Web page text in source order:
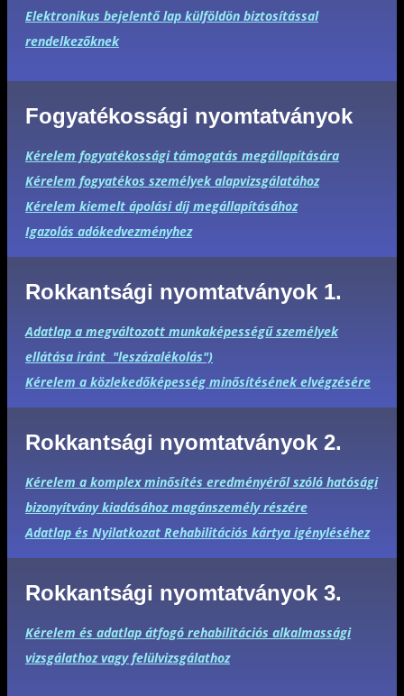
Elektronikus bejelentő lap külföldön biztosítással
rendelkezőknek
Fogyatékossági nyomtatványok
Kérelem fogyatékossági támogatás megállapítására
Kérelem fogyatékos személyek alapvizsgálatához
Kérelem kiemelt ápolási díj megállapításához
Igazolás adókedvezményhez
Rokkantsági nyomtatványok 1.
Adatlap a megváltozott munkaképességű személyek
ellátása iránt "leszázalékolás")
Kérelem a közlekedőképesség minősítésének elvégzésére
Rokkantsági nyomtatványok 2.
Kérelem a komplex minősítés eredményéről szóló hatósági
bizonyítvány kiadásához magánszemély részére
Adatlap és Nyilatkozat Rehabilitációs kártya igényléséhez
Rokkantsági nyomtatványok 3.
Kérelem és adatlap átfogó rehabilitációs alkalmassági
vizsgálathoz vagy felülvizsgálathoz